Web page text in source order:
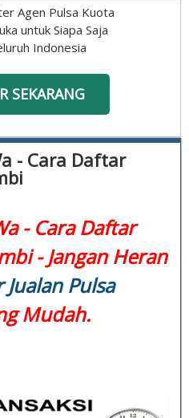
Agen Pulsa Kuota
untuk Siapa Saja
Indonesia
SEKARANG
- Cara Daftar
- Cara Daftar
- Jangan Heran
Pulsa
Mudah.